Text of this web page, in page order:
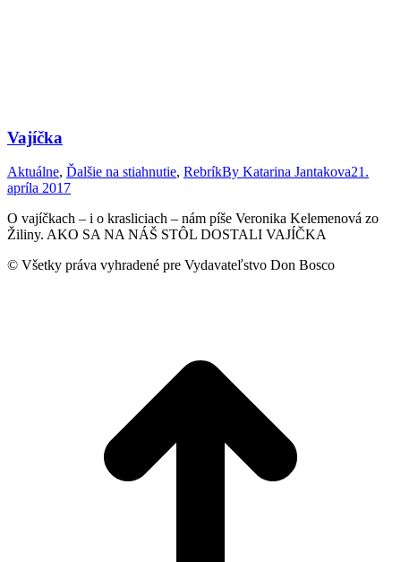
Vajíčka
Aktuálne, Ďalšie na stiahnutie, RebríkBy Katarina Jantakova21.
apríla 2017
O vajíčkach – i o krasliciach – nám píše Veronika Kelemenová zo
Žiliny. AKO SA NA NÁŠ STÔL DOSTALI VAJÍČKA
© Všetky práva vyhradené pre Vydavateľstvo Don Bosco